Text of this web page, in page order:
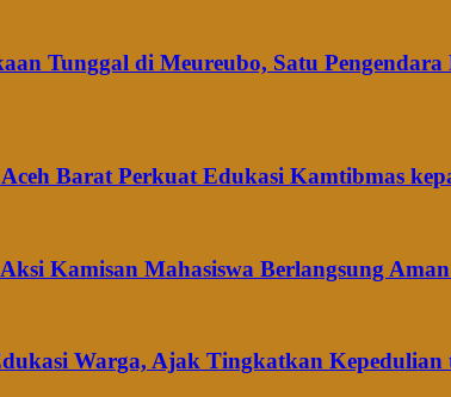
Tunggal di Meureubo, Satu
Barat Perkuat Edukasi Kamtibmas
Kamisan Mahasiswa Berlangsung
Warga, Ajak Tingkatkan